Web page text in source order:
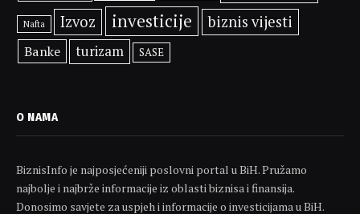
Nafta Izvoz investicije biznis vijesti
Banke turizam SASE
O NAMA
BiznisInfo je najposjećeniji poslovni portal u BiH. Pružamo
najbolje i najbrže informacije iz oblasti biznisa i finansija.
Donosimo savjete za uspjeh i informacije o investicijama u BiH.